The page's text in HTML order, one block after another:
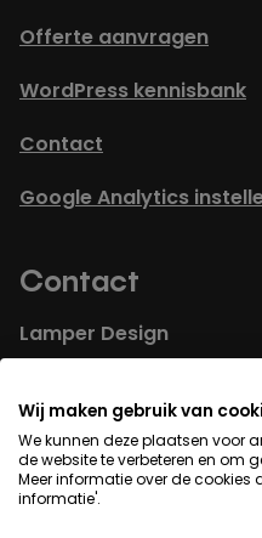
Wij maken gebruik van
We kunnen deze plaatsen voor
de website te verbeteren en om
Meer informatie over de cookies
informatie'.
Offerte aanvragen
WordPress kennisbank
Contact
Google Analytics
Contact
Lamper Design
2741PG Waddinxveen
info@lamper-design.nl